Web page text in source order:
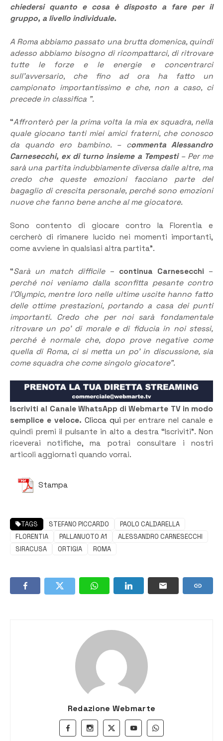
chiedersi quanto e cosa è disposto a fare per il
gruppo, a livello individuale.
A Roma abbiamo passato una brutta domenica, quindi
adesso abbiamo bisogno di ricompattarci, di ritrovare
tutte le forze e le energie e concentrarci
sull’avversario, che fino ad ora ha fatto un
campionato importantissimo e che, non a caso, ci
precede in classifica ”.
“Affronterò per la prima volta la mia ex squadra, nella
quale giocano tanti miei amici fraterni, che conosco
da quando ero bambino. – commenta Alessandro
Carnesecchi, ex di turno insieme a Tempesti – Per me
sarà una partita indubbiamente diversa dalle altre, ma
credo che queste emozioni facciano parte del
bagaglio di crescita personale, perché sono emozioni
nuove che fanno bene anche al me giocatore.
Sono contento di giocare contro la Florentia e
cercherò di rimanere lucido nei momenti importanti,
come avviene in qualsiasi altra partita”.
“Sarà un match difficile– continua Carnesecchi –
perché noi veniamo dalla sconfitta pesante contro
l’Olympic, mentre loro nelle ultime uscite hanno fatto
delle ottime prestazioni, portando a casa dei punti
importanti. Credo che per noi sarà fondamentale
ritrovare un po’ di morale e di fiducia in noi stessi,
perché è normale che, dopo prove negative come
quella di Roma, ci si metta un po’ in discussione, sia
come squadra che come singolo giocatore”.
Iscriviti al Canale WhatsApp di Webmarte TV in modo
semplice e veloce. Clicca qui per entrare nel canale e
quindi premi il pulsante in alto a destra “Iscriviti”. Non
riceverai notifiche, ma potrai consultare i nostri
articoli aggiornati quando vorrai.
Stampa
TAGS STEFANO PICCARDO
PAOLO CALDARELLA
FLORENTIA
PALLANUOTO A1
ALESSANDRO CARNESECCHI
SIRACUSA
ORTIGIA ROMA
Redazione Webmarte